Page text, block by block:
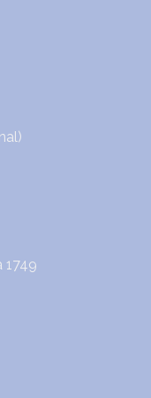
1749